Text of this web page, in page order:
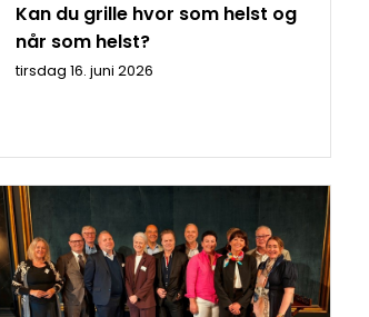
Kan du grille hvor som helst og
når som helst?
tirsdag 16. juni 2026